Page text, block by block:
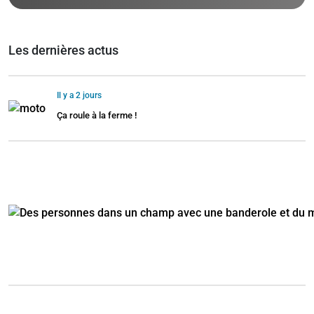
Les dernières actus
Il y a 2 jours
Ça roule à la ferme !